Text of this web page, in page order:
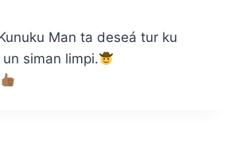
Man ta deseá tur ku
siman limpi.